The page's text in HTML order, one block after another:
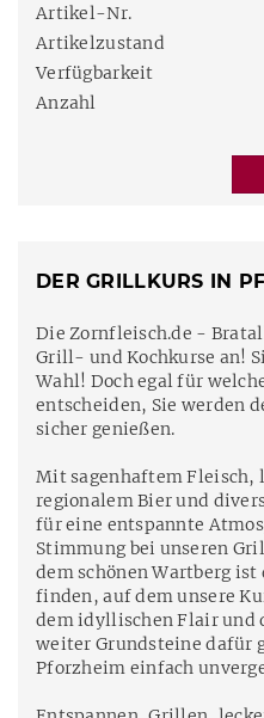
Artikel-Nr.
Artikelzustand
Verfügbarkeit
Anzahl
DER GRILLKURS IN
Die Zornfleisch.de -
Grill- und Kochkurse an!
Wahl! Doch egal für
entscheiden, Sie werden
sicher genießen.
Mit sagenhaftem Fleisch,
regionalem Bier und
für eine entspannte
Stimmung bei unseren
dem schönen Wartberg ist
finden, auf dem unsere
dem idyllischen Flair und
weiter Grundsteine dafür
Pforzheim einfach